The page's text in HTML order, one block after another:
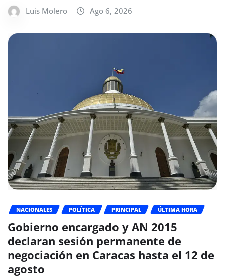
Luis Molero Ago 6, 2026
NACIONALES POLÍTICA PRINCIPAL ÚLTIMA HORA
Gobierno encargado y AN 2015
declaran sesión permanente de
negociación en Caracas hasta el 12 de
agosto